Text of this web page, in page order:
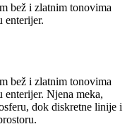
bež i zlatnim tonovima
enterijer.
bež i zlatnim tonovima
enterijer. Njena meka,
dok diskretne linije i